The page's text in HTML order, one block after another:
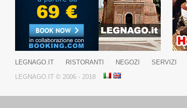
LEGNAGO.IT RISTORANTI NEGOZI SERVIZI
LEGNAGO.IT © 2006 - 2018